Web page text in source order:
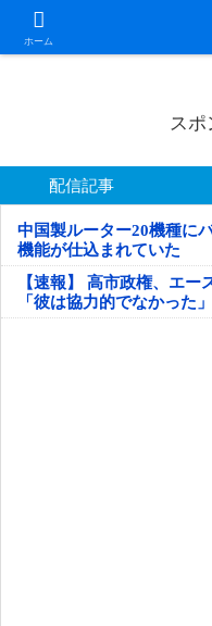
ホーム日本第一！ニュー
スポ
配信記事
中国製ルーター20機種に
機能が仕込まれていた
【速報】 高市政権、エ
「彼は協力的でなかった
判明